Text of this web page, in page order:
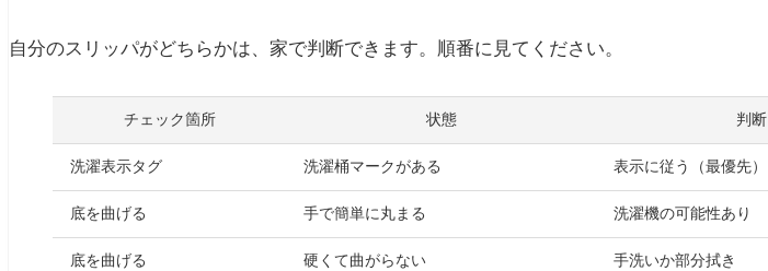
自分のスリッパがどちらかは、家で判断できます。順番に見てください。
チェック箇所 状態 判断
洗濯表示タグ 洗濯桶マークがある 表示に従う（最優先）
底を曲げる 手で簡単に丸まる 洗濯機の可能性あり
底を曲げる 硬くて曲がらない 手洗いか部分拭き